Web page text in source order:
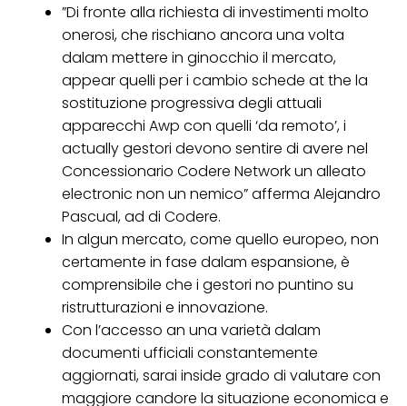
”Di fronte alla richiesta di investimenti molto
onerosi, che rischiano ancora una volta
dalam mettere in ginocchio il mercato,
appear quelli per i cambio schede at the la
sostituzione progressiva degli attuali
apparecchi Awp con quelli ‘da remoto’, i
actually gestori devono sentire di avere nel
Concessionario Codere Network un alleato
electronic non un nemico” afferma Alejandro
Pascual, ad di Codere.
In algun mercato, come quello europeo, non
certamente in fase dalam espansione, è
comprensibile che i gestori no puntino su
ristrutturazioni e innovazione.
Con l’accesso an una varietà dalam
documenti ufficiali constantemente
aggiornati, sarai inside grado di valutare con
maggiore candore la situazione economica e